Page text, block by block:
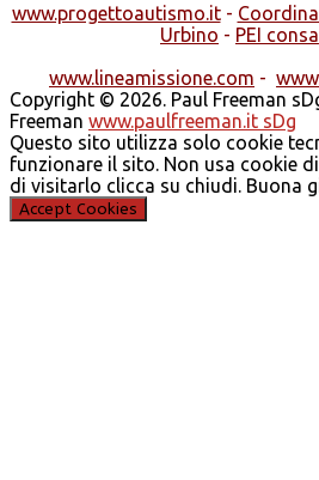
www.progettoautismo.it -
Urbino - PEI
www.lineamissione.com -
Copyright © 2026. Paul Freeman
Freeman www.paulfreeman.it sDg
Questo sito utilizza solo cookie
funzionare il sito. Non usa cookie
di visitarlo clicca su chiudi. Buona
Accept Cookies